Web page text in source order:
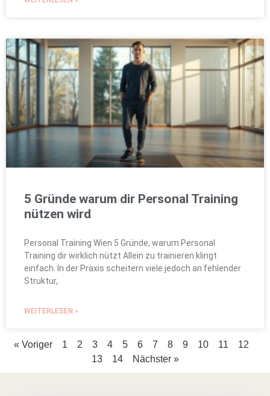
5 Gründe warum dir Personal Training
nützen wird
Personal Training Wien 5 Gründe, warum Personal
Training dir wirklich nützt Allein zu trainieren klingt
einfach. In der Praxis scheitern viele jedoch an fehlender
Struktur,
WEITERLESEN »
« Voriger 1 2 3 4 5 6 7 8 9 10 11
12
13
14 Nächster »